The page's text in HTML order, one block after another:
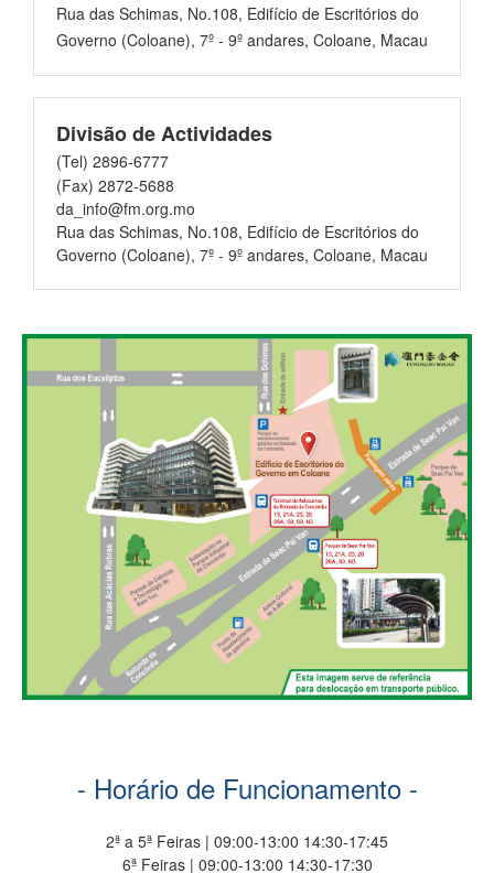
Rua das Schimas, No.108, Edifício de Escritórios do
Governo (Coloane), 7º - 9º andares, Coloane, Macau
Divisão de Actividades
(Tel) 2896-6777
(Fax) 2872-5688
da_info@fm.org.mo
Rua das Schimas, No.108, Edifício de Escritórios do
Governo (Coloane), 7º - 9º andares, Coloane, Macau
- Horário de Funcionamento -
2ª a 5ª Feiras | 09:00-13:00 14:30-17:45
6ª Feiras | 09:00-13:00 14:30-17:30